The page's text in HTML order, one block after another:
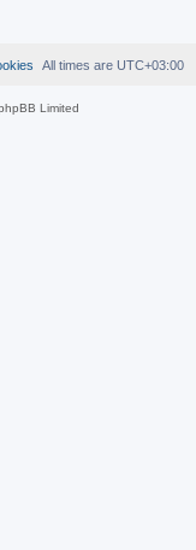
All times are UTC+03:00
Limited